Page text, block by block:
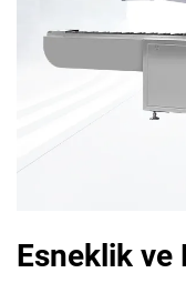
Esneklik ve